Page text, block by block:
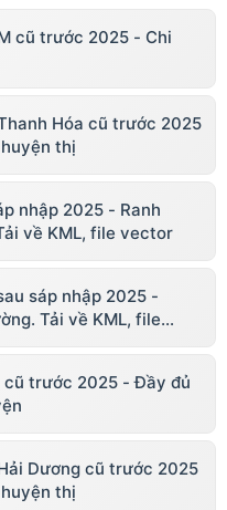
cũ trước 2025 - Chi
Hóa cũ trước 2025
thị
nhập 2025 - Ranh
về KML, file vector
sáp nhập 2025 -
Tải về KML, file
cũ trước 2025 - Đầy đủ
Dương cũ trước 2025
thị